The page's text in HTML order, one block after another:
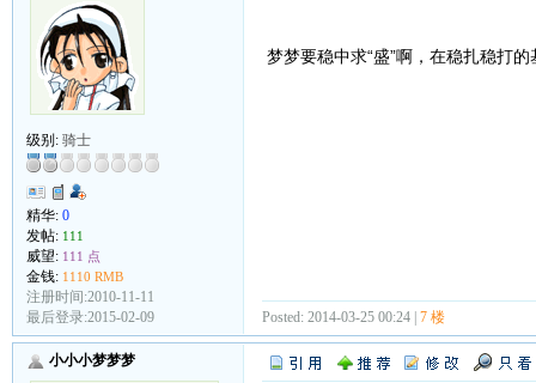
级别: 骑士
精华: 0
发帖: 111
威望: 111 点
金钱: 1110 RMB
注册时间:2010-11-11
最后登录:2015-02-09
梦梦要稳中求“盛”啊，在稳扎稳打
Posted: 2014-03-25 00:24 | 7 楼
小小小梦梦梦